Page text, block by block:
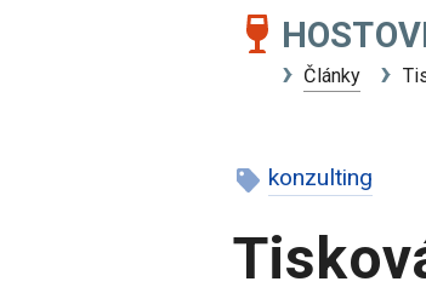
Články
konzulting